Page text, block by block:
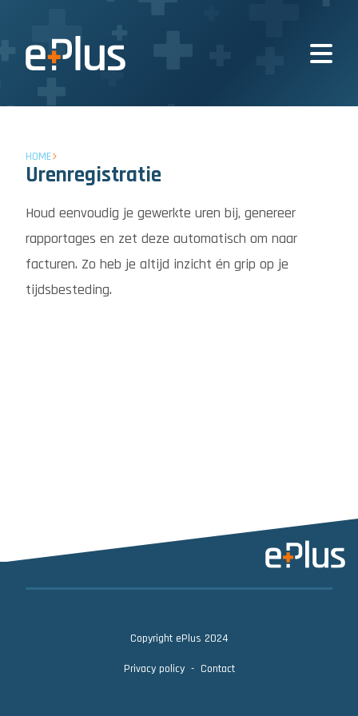
HOME
Urenregistratie
Houd eenvoudig je gewerkte uren bij, genereer
rapportages en zet deze automatisch om naar
facturen. Zo heb je altijd inzicht én grip op je
tijdsbesteding.
Copyright ePlus 2024
Privacy policy Contact